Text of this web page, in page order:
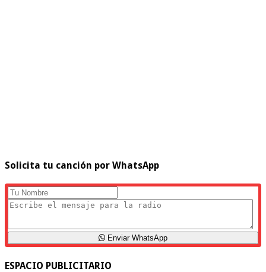
Solicita tu canción por WhatsApp
Enviar WhatsApp
ESPACIO PUBLICITARIO